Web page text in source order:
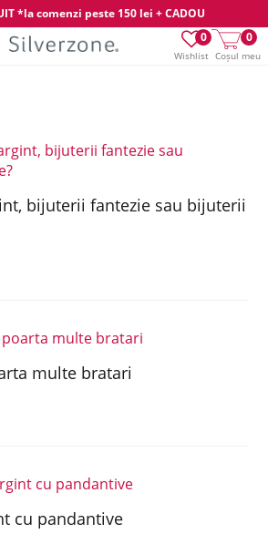
*la comenzi peste 150 lei + CADOU
Wishlist
0
Coșul meu
0
bijuterii fantezie sau bijuterii
multe bratari
cu pandantive